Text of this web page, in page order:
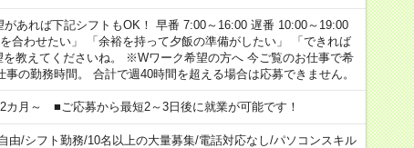
あれば下記シフトもOK！ 早番 7:00～16:00 遅番 10:00～19:00
合わせたい」 「余裕を持って夕飯の準備がしたい」 「できれば
教えてくださいね。 ※Wワーク希望の方へ 今ご覧のお仕事で希
の勤務時間。 合計で週40時間を超える場合は応募できません。
カ月～ ■ご応募から最短2～3日後に就業が可能です！
由/シフト勤務/10名以上の大量募集/電話対応なし/パソコンスキル